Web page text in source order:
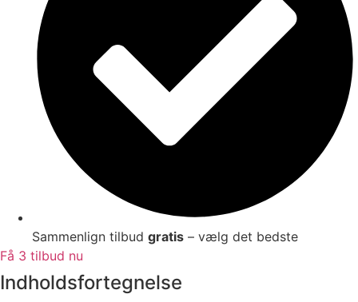
Sammenlign tilbud gratis – vælg det bedste
Få 3 tilbud nu
Indholdsfortegnelse